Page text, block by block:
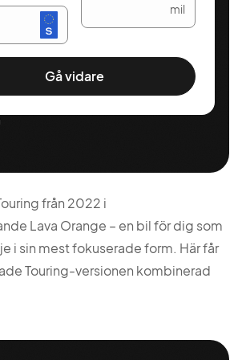
ta
mil
Gå vidare
från 2022 i
Lava Orange – en bil för dig som
i sin mest fokuserade form. Här får
Touring-versionen kombinerad
och exklusiv finish.